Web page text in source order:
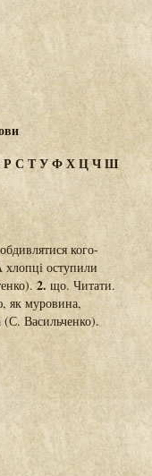
Р С ТУФХЦЧШ
кого-
хлопці оступили
2.що. Читати.
як муровина,
(С. Васильченко).